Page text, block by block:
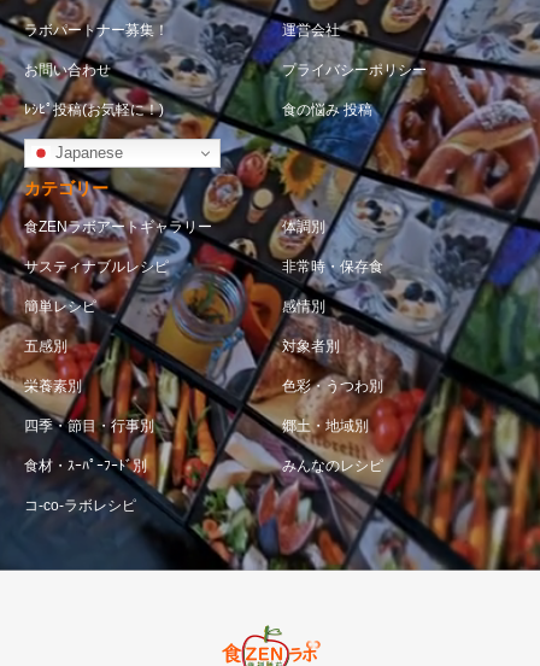
ラボパートナー募集！ 運営会社
お問い合わせ プライバシーポリシー
ﾚｼﾋﾟ投稿(お気軽に！) 食の悩み 投稿
Japanese
カテゴリー
食ZENラボアートギャラリー 体調別
サスティナブルレシピ 非常時・保存食
簡単レシピ 感情別
五感別 対象者別
栄養素別 色彩・うつわ別
四季・節目・行事別 郷土・地域別
食材・ｽｰﾊﾟｰﾌｰﾄﾞ別 みんなのレシピ
コ-co-ラボレシピ